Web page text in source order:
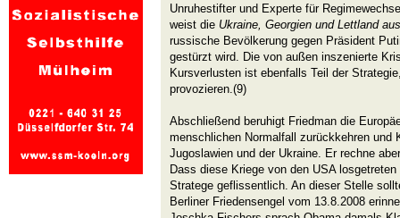
Unruhestifter und Experte für
weist die Ukraine, Georgien und Lettland
russische Bevölkerung gegen Präsident
gestürzt wird. Die von außen inszenierte
Kursverlusten ist ebenfalls Teil der
provozieren.(9)
Abschließend beruhigt Friedman die
menschlichen Normalfall zurückkehren und
Jugoslawien und der Ukraine. Er rechne
Dass diese Kriege von den USA
Stratege geflissentlich. An dieser Stelle
Berliner Friedensengel vom 13.8.2008